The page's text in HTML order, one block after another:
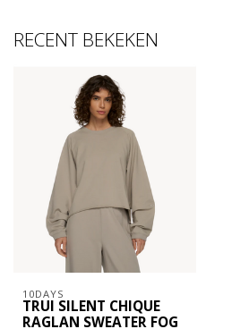
RECENT BEKEKEN
10DAYS
TRUI SILENT CHIQUE
RAGLAN SWEATER FOG